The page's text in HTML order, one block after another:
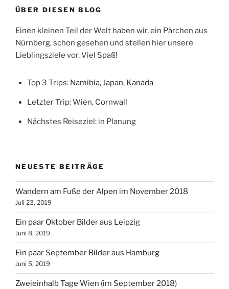
ÜBER DIESEN BLOG
Einen kleinen Teil der Welt haben wir, ein Pärchen aus
Nürnberg, schon gesehen und stellen hier unsere
Lieblingsziele vor. Viel Spaß!
Top 3 Trips: Namibia, Japan, Kanada
Letzter Trip: Wien, Cornwall
Nächstes Reiseziel: in Planung
NEUESTE BEITRÄGE
Wandern am Fuße der Alpen im November 2018
Juli 23, 2019
Ein paar Oktober Bilder aus Leipzig
Juni 8, 2019
Ein paar September Bilder aus Hamburg
Juni 5, 2019
Zweieinhalb Tage Wien (im September 2018)